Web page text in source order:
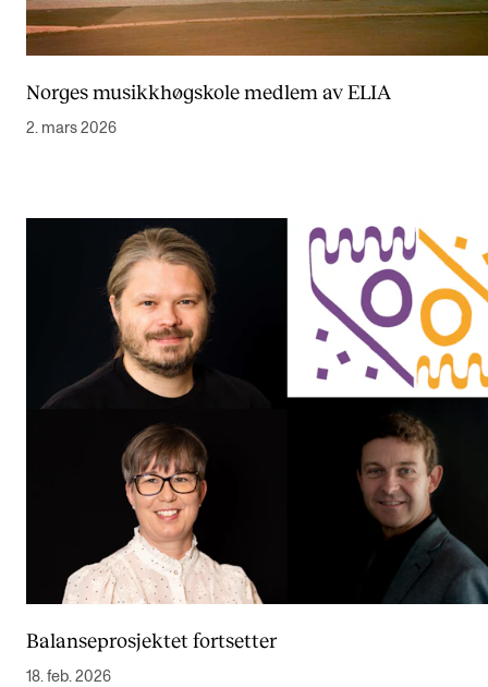
Norges musikkhøgskole medlem av ELIA
2. mars 2026
Balanseprosjektet fortsetter
18. feb. 2026